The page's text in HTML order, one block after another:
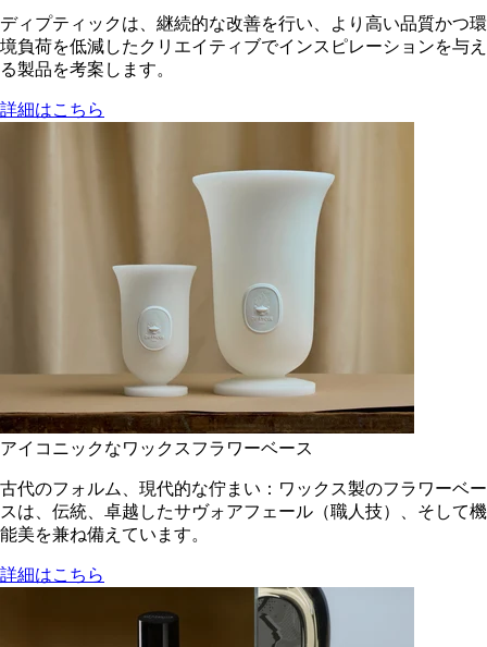
ディプティックは、継続的な改善を行い、より高い品質かつ環
境負荷を低減した​クリエイティブでインスピレーションを与え
る製品を考案します。
詳細はこちら
アイコニックなワックスフラワーベース
古代のフォルム、現代的な佇まい：ワックス製のフラワーベー
スは、伝統、卓越したサヴォアフェール（職人技）、そして機
能美を兼ね備えています。
詳細はこちら